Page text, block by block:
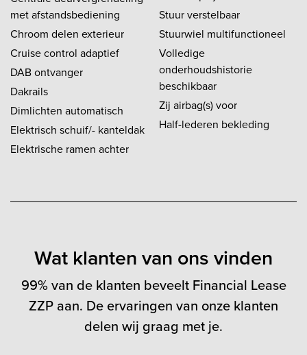
met afstandsbediening
Chroom delen exterieur
Cruise control adaptief
DAB ontvanger
Dakrails
Dimlichten automatisch
Elektrisch schuif/- kanteldak
Elektrische ramen achter
Stuur verstelbaar
Stuurwiel multifunctioneel
Volledige
onderhoudshistorie
beschikbaar
Zij airbag(s) voor
Half-lederen bekleding
Wat klanten van ons vinden
99% van de klanten beveelt Financial Lease
ZZP aan. De ervaringen van onze klanten
delen wij graag met je.